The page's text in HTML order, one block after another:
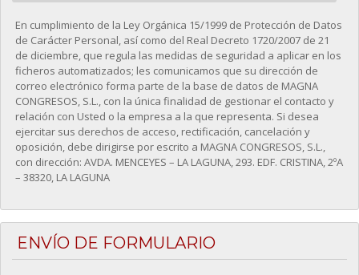
En cumplimiento de la Ley Orgánica 15/1999 de Protección de Datos
de Carácter Personal, así como del Real Decreto 1720/2007 de 21
de diciembre, que regula las medidas de seguridad a aplicar en los
ficheros automatizados; les comunicamos que su dirección de
correo electrónico forma parte de la base de datos de MAGNA
CONGRESOS, S.L., con la única finalidad de gestionar el contacto y
relación con Usted o la empresa a la que representa. Si desea
ejercitar sus derechos de acceso, rectificación, cancelación y
oposición, debe dirigirse por escrito a MAGNA CONGRESOS, S.L.,
con dirección: AVDA. MENCEYES – LA LAGUNA, 293. EDF. CRISTINA, 2ºA
– 38320, LA LAGUNA
ENVÍO DE FORMULARIO